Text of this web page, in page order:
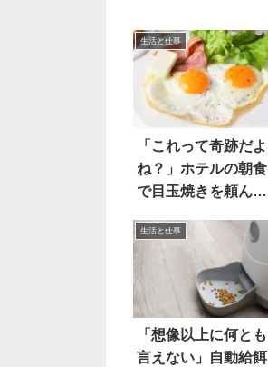
生活と仕事
「これって奇跡だよ
ね？」ホテルの朝食
で目玉焼きを頼んだ
生活と仕事
「想像以上に何とも
言えない」自動給餌